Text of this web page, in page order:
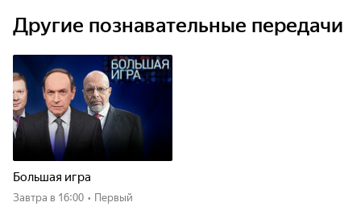
Другие познавательные передачи
Большая игра
Завтра в 16:00 • Первый